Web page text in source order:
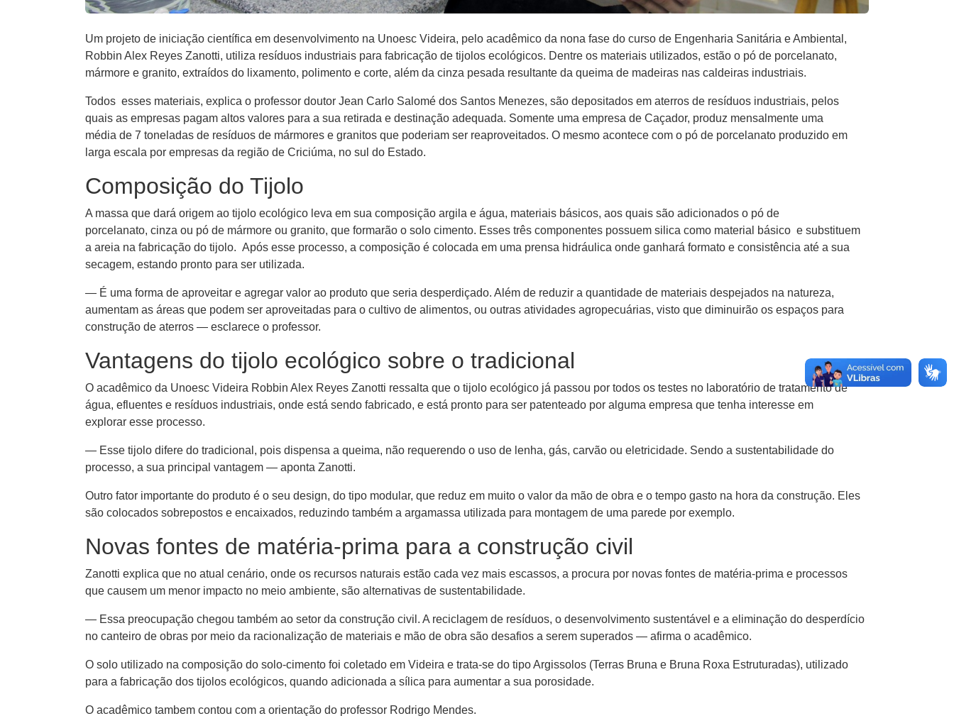
Um projeto de iniciação científica em desenvolvimento na Unoesc Videira, pelo acadêmico da nona fase do curso de Engenharia Sanitária e Ambiental,
Robbin Alex Reyes Zanotti, utiliza resíduos industriais para fabricação de tijolos ecológicos. Dentre os materiais utilizados, estão o pó de porcelanato,
mármore e granito, extraídos do lixamento, polimento e corte, além da cinza pesada resultante da queima de madeiras nas caldeiras industriais.
Todos esses materiais, explica o professor doutor Jean Carlo Salomé dos Santos Menezes, são depositados em aterros de resíduos industriais, pelos
quais as empresas pagam altos valores para a sua retirada e destinação adequada. Somente uma empresa de Caçador, produz mensalmente uma
média de 7 toneladas de resíduos de mármores e granitos que poderiam ser reaproveitados. O mesmo acontece com o pó de porcelanato produzido em
larga escala por empresas da região de Criciúma, no sul do Estado.
Composição do Tijolo
A massa que dará origem ao tijolo ecológico leva em sua composição argila e água, materiais básicos, aos quais são adicionados o pó de
porcelanato, cinza ou pó de mármore ou granito, que formarão o solo cimento. Esses três componentes possuem silica como material básico e substituem
a areia na fabricação do tijolo. Após esse processo, a composição é colocada em uma prensa hidráulica onde ganhará formato e consistência até a sua
secagem, estando pronto para ser utilizada.
— É uma forma de aproveitar e agregar valor ao produto que seria desperdiçado. Além de reduzir a quantidade de materiais despejados na natureza,
aumentam as áreas que podem ser aproveitadas para o cultivo de alimentos, ou outras atividades agropecuárias, visto que diminuirão os espaços para
construção de aterros — esclarece o professor.
Vantagens do tijolo ecológico sobre o tradicional
O acadêmico da Unoesc Videira Robbin Alex Reyes Zanotti ressalta que o tijolo ecológico já passou por todos os testes no laboratório de tratamento de
água, efluentes e resíduos industriais, onde está sendo fabricado, e está pronto para ser patenteado por alguma empresa que tenha interesse em
explorar esse processo.
— Esse tijolo difere do tradicional, pois dispensa a queima, não requerendo o uso de lenha, gás, carvão ou eletricidade. Sendo a sustentabilidade do
processo, a sua principal vantagem — aponta Zanotti.
Outro fator importante do produto é o seu design, do tipo modular, que reduz em muito o valor da mão de obra e o tempo gasto na hora da construção. Eles
são colocados sobrepostos e encaixados, reduzindo também a argamassa utilizada para montagem de uma parede por exemplo.
Novas fontes de matéria-prima para a construção civil
Zanotti explica que no atual cenário, onde os recursos naturais estão cada vez mais escassos, a procura por novas fontes de matéria-prima e processos
que causem um menor impacto no meio ambiente, são alternativas de sustentabilidade.
— Essa preocupação chegou também ao setor da construção civil. A reciclagem de resíduos, o desenvolvimento sustentável e a eliminação do desperdício
no canteiro de obras por meio da racionalização de materiais e mão de obra são desafios a serem superados — afirma o acadêmico.
O solo utilizado na composição do solo-cimento foi coletado em Videira e trata-se do tipo Argissolos (Terras Bruna e Bruna Roxa Estruturadas), utilizado
para a fabricação dos tijolos ecológicos, quando adicionada a sílica para aumentar a sua porosidade.
O acadêmico tambem contou com a orientação do professor Rodrigo Mendes.